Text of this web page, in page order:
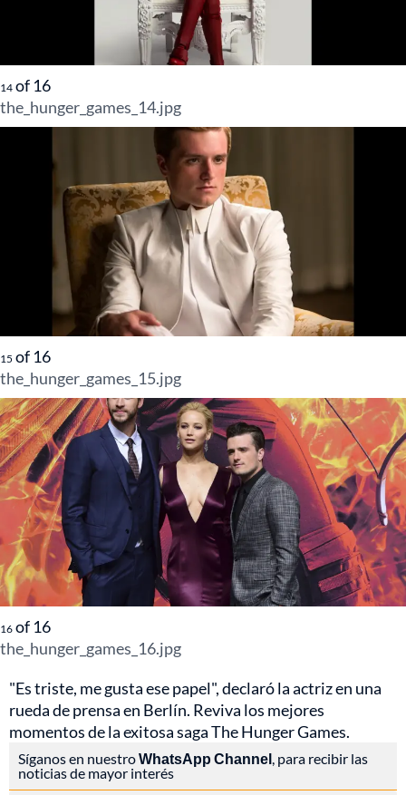
14 of 16
the_hunger_games_14.jpg
15 of 16
the_hunger_games_15.jpg
16 of 16
the_hunger_games_16.jpg
"Es triste, me gusta ese papel", declaró la actriz en una
rueda de prensa en Berlín. Reviva los mejores
momentos de la exitosa saga The Hunger Games.
Síganos en nuestroWhatsApp Channel, para recibir las
noticias de mayor interés